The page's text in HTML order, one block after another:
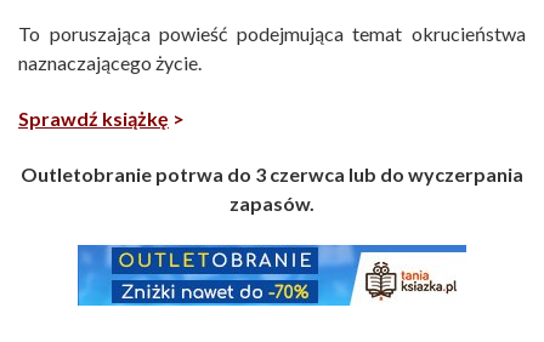
To poruszająca powieść podejmująca temat okrucieństwa
naznaczającego życie.
Sprawdź książkę >
Outletobranie potrwa do 3 czerwca lub do wyczerpania
zapasów.